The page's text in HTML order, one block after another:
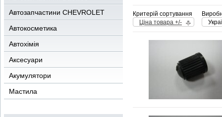
Автозапчастини CHEVROLET
Автокосметика
Автохімія
Аксесуари
Акумулятори
Мастила
Критерій сортування
Ціна товара +/-